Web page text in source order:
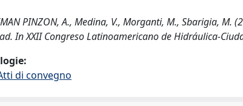
PINZON, A., Medina, V., Morganti, M., Sbarigia,
In XXII Congreso Latinoamericano de Hidráulica-
di convegno